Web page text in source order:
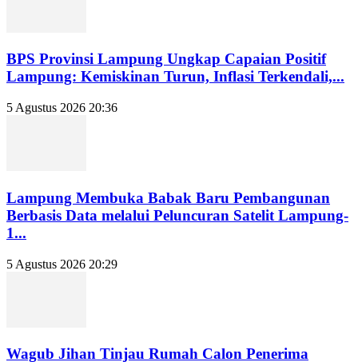
BPS Provinsi Lampung Ungkap Capaian Positif
Lampung: Kemiskinan Turun, Inflasi Terkendali,...
5 Agustus 2026 20:36
Lampung Membuka Babak Baru Pembangunan
Berbasis Data melalui Peluncuran Satelit Lampung-
1...
5 Agustus 2026 20:29
Wagub Jihan Tinjau Rumah Calon Penerima